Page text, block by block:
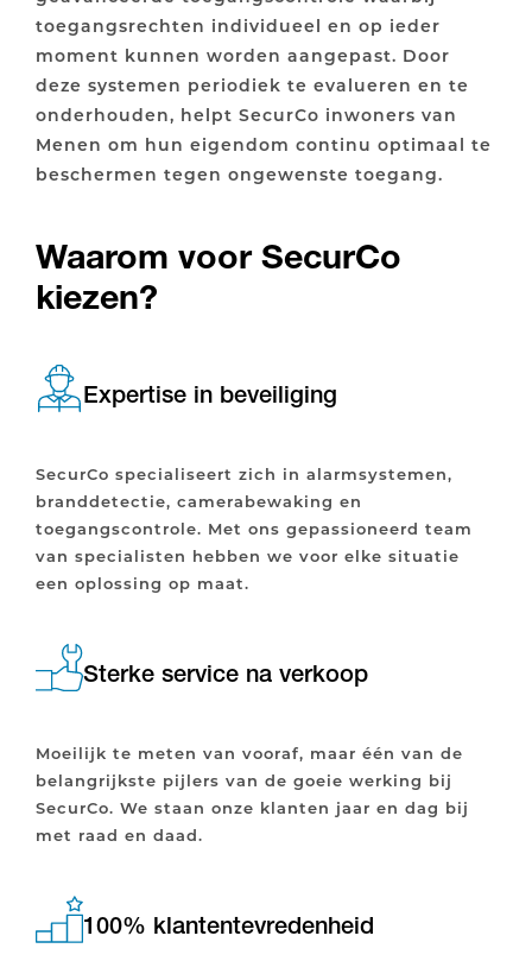
toegangsrechten individueel en op ieder
moment kunnen worden aangepast. Door
deze systemen periodiek te evalueren en te
onderhouden, helpt SecurCo inwoners van
Menen om hun eigendom continu optimaal te
beschermen tegen ongewenste toegang.
Waarom voor SecurCo
kiezen?
Expertise in beveiliging
SecurCo specialiseert zich in alarmsystemen,
branddetectie, camerabewaking en
toegangscontrole. Met ons gepassioneerd team
van specialisten hebben we voor elke situatie
een oplossing op maat.
Sterke service na verkoop
Moeilijk te meten van vooraf, maar één van de
belangrijkste pijlers van de goeie werking bij
SecurCo. We staan onze klanten jaar en dag bij
met raad en daad.
100% klantentevredenheid